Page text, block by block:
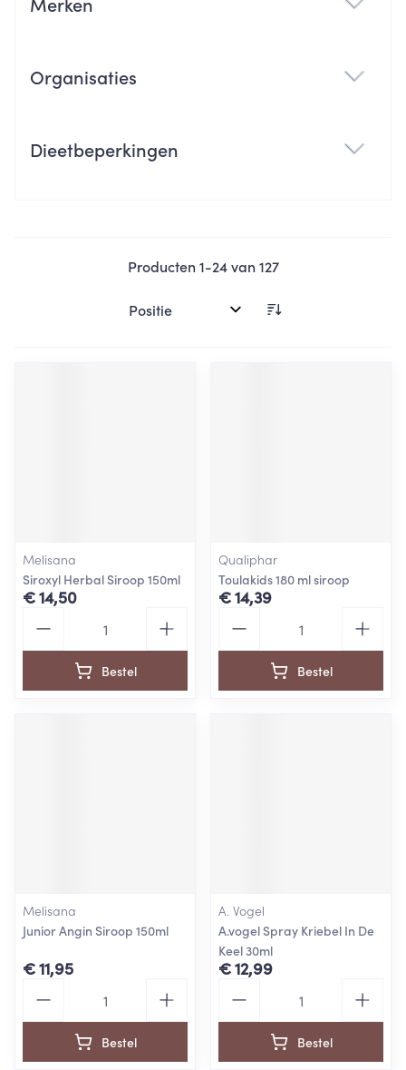
Organisaties
Dieetbeperkingen
Producten1-24van127
Sorteer op:
Melisana
Siroxyl Herbal Siroop 150ml
€ 14,50
Bestel
Qualiphar
Toulakids 180 ml siroop
€ 14,39
Bestel
Melisana
Junior Angin Siroop 150ml
€ 11,95
Bestel
A. Vogel
A.vogel Spray Kriebel In De
Keel 30ml
€ 12,99
Bestel